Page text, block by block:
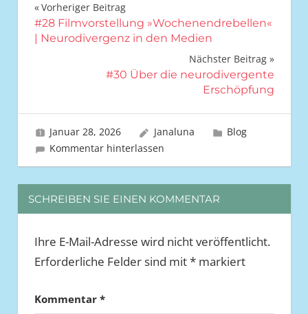
Beitrags-
Vorheriger Beitrag
#28 Filmvorstellung »Wochenendrebellen«
| Neurodivergenz in den Medien
Nächster Beitrag
#30 Über die neurodivergente
Erschöpfung
Januar 28, 2026 Janaluna
Blog
Kommentar hinterlassen
SCHREIBEN SIE EINEN KOMMENTAR
Ihre E-Mail-Adresse wird nicht veröffentlicht.
Erforderliche Felder sind mit*markiert
Kommentar *